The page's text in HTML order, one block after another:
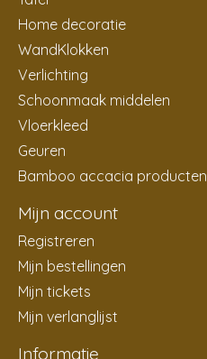
Home decoratie
WandKlokken
Verlichting
Schoonmaak middelen
Vloerkleed
Geuren
Bamboo accacia producten
Mijn account
Registreren
Mijn bestellingen
Mijn tickets
Mijn verlanglijst
Informatie